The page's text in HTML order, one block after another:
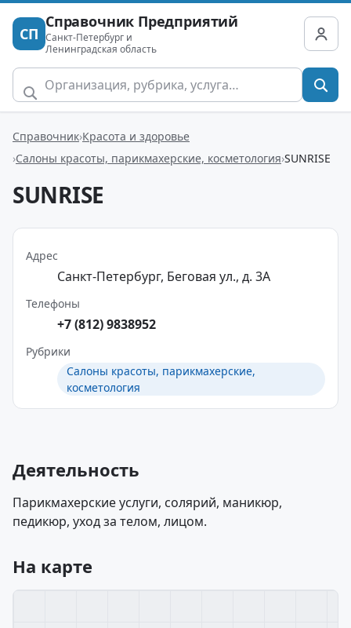
СП
Справочник Предприятий
Санкт-Петербург и
Ленинградская область
Справочник Красота и здоровье
Салоны красоты, парикмахерские, косметология SUNRISE
SUNRISE
Адрес
Санкт-Петербург, Беговая ул., д. 3А
Телефоны
+7 (812) 9838952
Рубрики
Салоны красоты, парикмахерские,
косметология
Деятельность
Парикмахерские услуги, солярий, маникюр,
педикюр, уход за телом, лицом.
На карте